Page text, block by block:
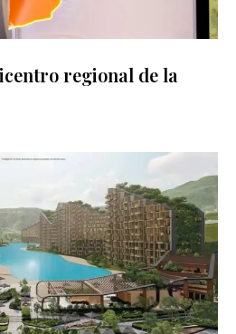
regional de la